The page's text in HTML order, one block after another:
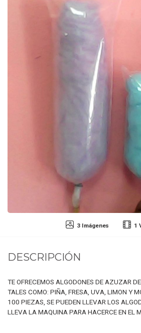
3 Imágenes 1
DESCRIPCIÓN
TE OFRECEMOS ALGODONES DE AZUZAR
TALES COMO: PIÑA, FRESA, UVA, LIMON Y
100 PIEZAS, SE PUEDEN LLEVAR LOS
LLEVA LA MAQUINA PARA HACERCE EN EL